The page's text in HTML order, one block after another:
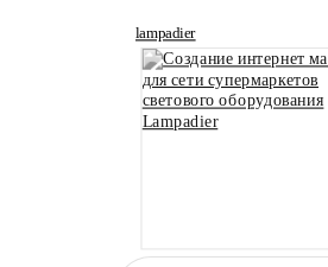
lampadier